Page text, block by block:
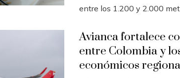
entre los 1.200 y 2.000
Avianca fortalece
entre Colombia y
económicos